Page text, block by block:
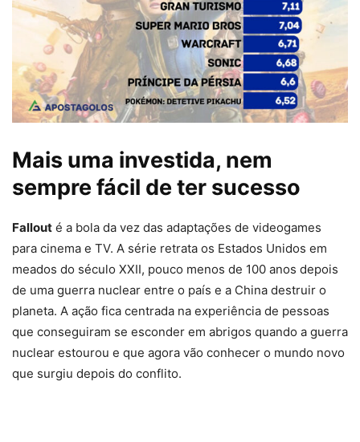
Mais uma investida, nem
sempre fácil de ter sucesso
Fallout é a bola da vez das adaptações de videogames
para cinema e TV. A série retrata os Estados Unidos em
meados do século XXII, pouco menos de 100 anos depois
de uma guerra nuclear entre o país e a China destruir o
planeta. A ação fica centrada na experiência de pessoas
que conseguiram se esconder em abrigos quando a guerra
nuclear estourou e que agora vão conhecer o mundo novo
que surgiu depois do conflito.